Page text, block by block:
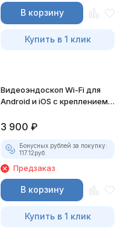
В корзину
Купить в 1 клик
Видеоэндоскоп Wi-Fi для
Android и iOS с креплением
3 900 ₽
Бонусных рублей за покупку:
117.12руб.
Предзаказ
В корзину
Купить в 1 клик